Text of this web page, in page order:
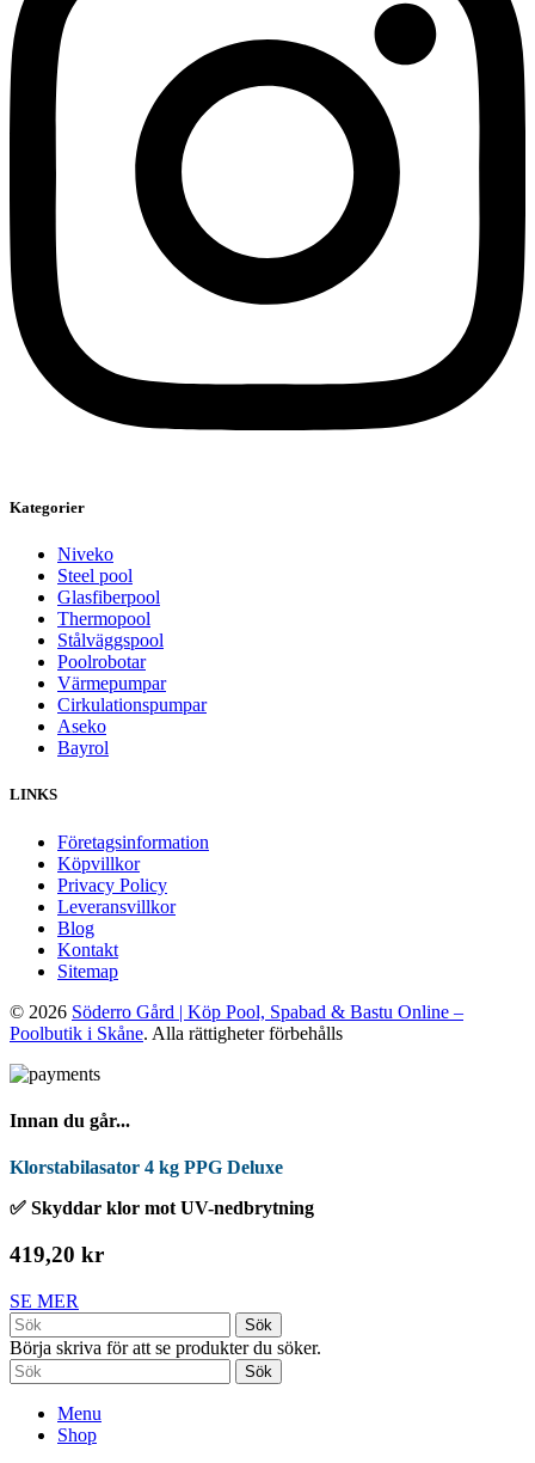
Kategorier
Niveko
Steel pool
Glasfiberpool
Thermopool
Stålväggspool
Poolrobotar
Värmepumpar
Cirkulationspumpar
Aseko
Bayrol
LINKS
Företagsinformation
Köpvillkor
Privacy Policy
Leveransvillkor
Blog
Kontakt
Sitemap
© 2026 Söderro Gård | Köp Pool, Spabad & Bastu Online –
Poolbutik i Skåne. Alla rättigheter förbehålls
Innan du går...
Klorstabilasator 4 kg PPG Deluxe
✅ Skyddar klor mot UV-nedbrytning
419,20 kr
SE MER
Sök
Börja skriva för att se produkter du söker.
Sök
Menu
Shop